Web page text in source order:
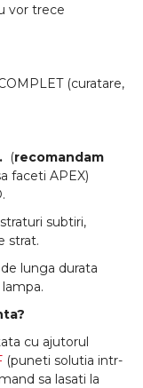
vor trece
(curatare,
. (recomandam
faceti APEX)
subtiri,
strat.
lunga durata
cu ajutorul
(puneti solutia intr-
sa lasati la